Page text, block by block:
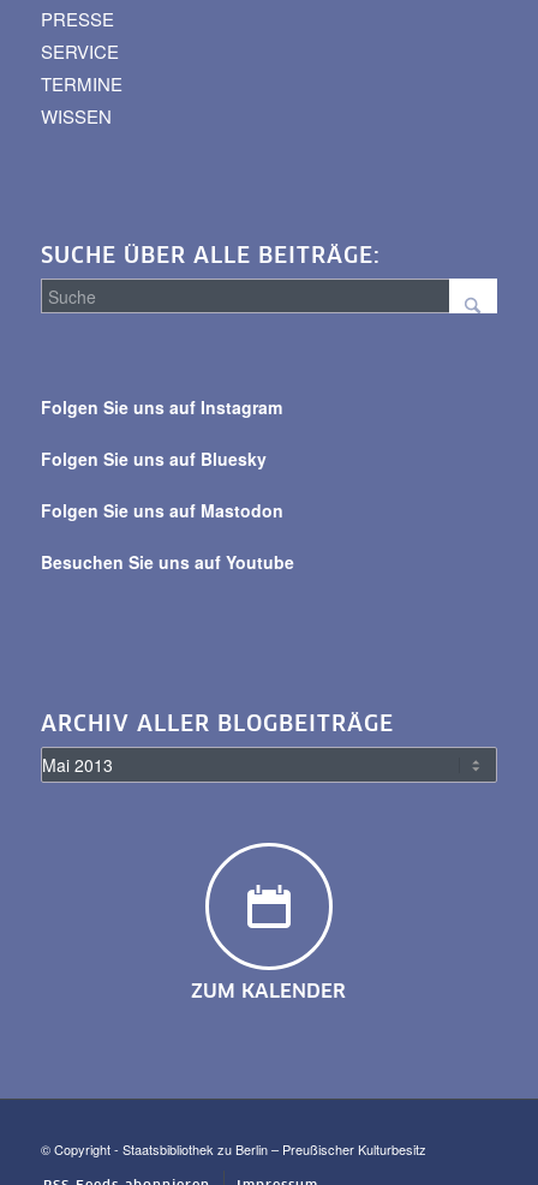
PRESSE
SERVICE
TERMINE
WISSEN
SUCHE ÜBER ALLE BEITRÄGE:
alle
Folgen Sie uns auf Instagram
Folgen Sie uns auf Bluesky
Folgen Sie uns auf Mastodon
Besuchen Sie uns auf Youtube
ARCHIV ALLER BLOGBEITRÄGE
ZUM KALENDER
© Copyright - Staatsbibliothek zu Berlin – Preußischer Kulturbesitz